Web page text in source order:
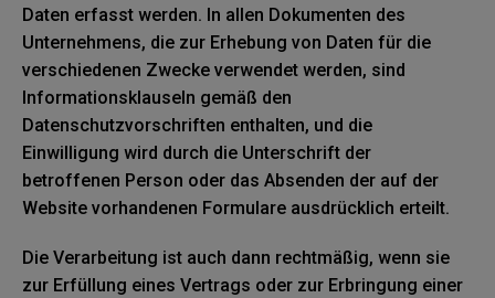
Daten erfasst werden. In allen Dokumenten des
Unternehmens, die zur Erhebung von Daten für die
verschiedenen Zwecke verwendet werden, sind
Informationsklauseln gemäß den
Datenschutzvorschriften enthalten, und die
Einwilligung wird durch die Unterschrift der
betroffenen Person oder das Absenden der auf der
Website vorhandenen Formulare ausdrücklich erteilt.
Die Verarbeitung ist auch dann rechtmäßig, wenn sie
zur Erfüllung eines Vertrags oder zur Erbringung einer